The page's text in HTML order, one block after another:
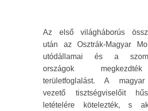
Az első világháborús
után az Osztrák-Magyar
utódállamai és a
országok
területfoglalást. A
vezető tisztségviselőit
letételére kötelezték, s